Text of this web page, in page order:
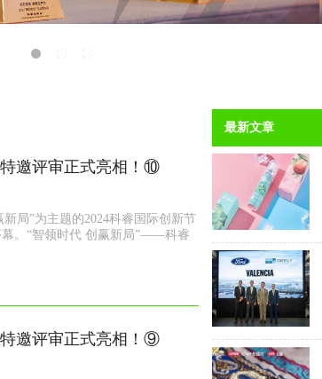
邀评审正式亮相！⑩
局”为主题的2024科睿国际创新节
。“智领时代 创赢新局”——科睿
邀评审正式亮相！⑨
最新文章